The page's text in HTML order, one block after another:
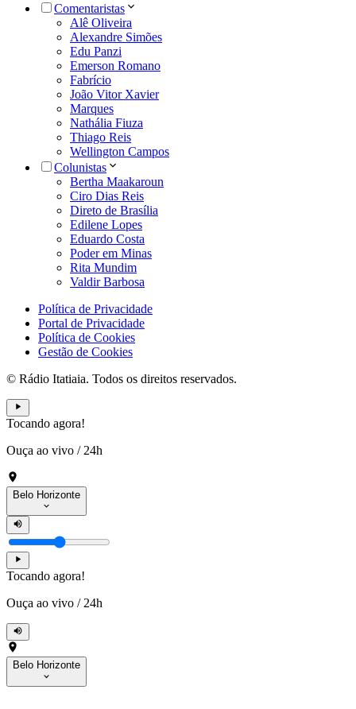
Comentaristas
Alê Oliveira
Alexandre Simões
Edu Panzi
Emerson Romano
Fabrício
João Vitor Xavier
Marques
Nathália Fiuza
Thiago Reis
Wellington Campos
Colunistas
Bertha Maakaroun
Ciro Dias Reis
Direto de Brasília
Edilene Lopes
Eduardo Costa
Poder em Minas
Rita Mundim
Valdir Barbosa
Política de Privacidade
Portal de Privacidade
Política de Cookies
Gestão de Cookies
© Rádio Itatiaia. Todos os direitos reservados.
Tocando agora!
Ouça ao vivo / 24h
Belo Horizonte
Tocando agora!
Ouça ao vivo / 24h
Belo Horizonte